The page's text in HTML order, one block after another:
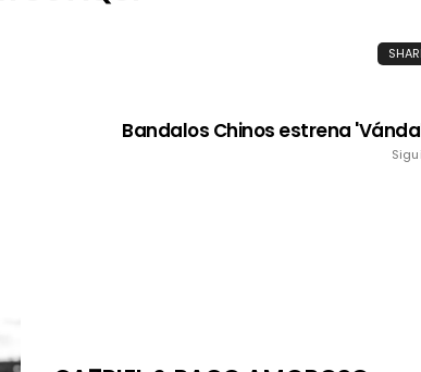
Bandalos Chinos estrena